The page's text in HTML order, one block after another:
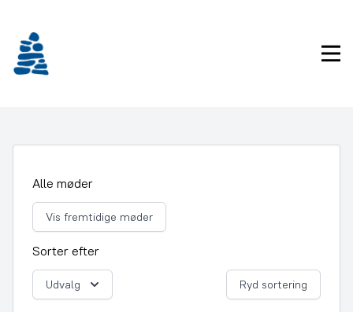
indhold
Alle møder
Vis fremtidige møder
Sorter efter
Udvalg Ryd sortering